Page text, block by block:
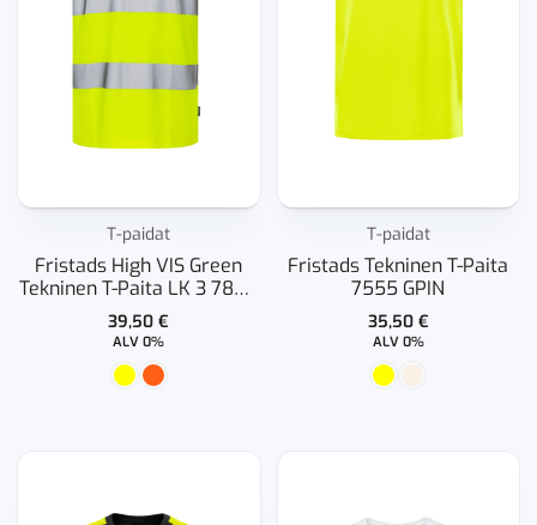
T-paidat
Fristads High VIS Green
Tekninen T-Paita LK 3 7860
GPST
39,50€
ALV 0%
T-paidat
Fristads Tekninen T-Paita
7555 GPIN
35,50 €
ALV 0%